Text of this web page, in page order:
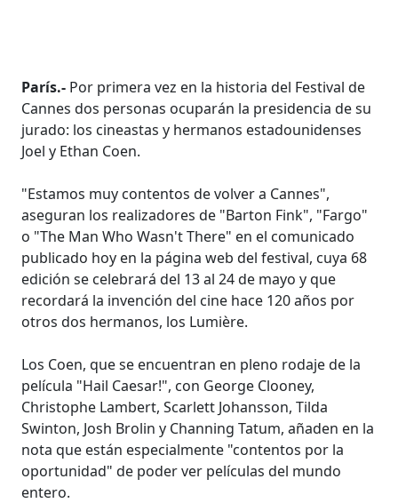
París.- Por primera vez en la historia del Festival de
Cannes dos personas ocuparán la presidencia de su
jurado: los cineastas y hermanos estadounidenses
Joel y Ethan Coen.
"Estamos muy contentos de volver a Cannes",
aseguran los realizadores de "Barton Fink", "Fargo"
o "The Man Who Wasn't There" en el comunicado
publicado hoy en la página web del festival, cuya 68
edición se celebrará del 13 al 24 de mayo y que
recordará la invención del cine hace 120 años por
otros dos hermanos, los Lumière.
Los Coen, que se encuentran en pleno rodaje de la
película "Hail Caesar!", con George Clooney,
Christophe Lambert, Scarlett Johansson, Tilda
Swinton, Josh Brolin y Channing Tatum, añaden en la
nota que están especialmente "contentos por la
oportunidad" de poder ver películas del mundo
entero.